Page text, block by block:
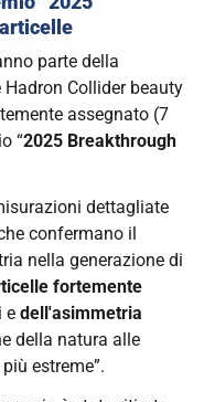
parte della
Collider beauty
assegnato (7
“2025 Breakthrough
dettagliate
confermano il
nella generazione di
fortemente
e dell'asimmetria
della natura alle
estreme”.